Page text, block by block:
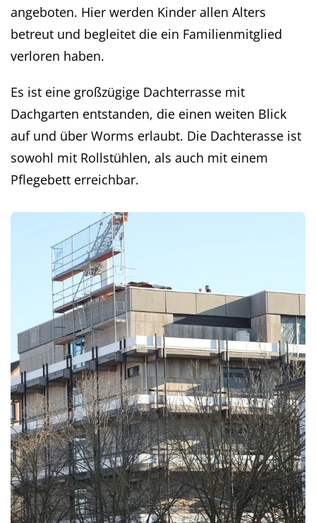
angeboten. Hier werden Kinder allen Alters
betreut und begleitet die ein Familienmitglied
verloren haben.
Es ist eine großzügige Dachterrasse mit
Dachgarten entstanden, die einen weiten Blick
auf und über Worms erlaubt. Die Dachterasse ist
sowohl mit Rollstühlen, als auch mit einem
Pflegebett erreichbar.